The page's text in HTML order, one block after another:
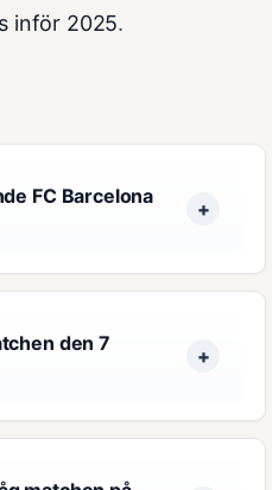
inför 2025.
FC Barcelona
den 7